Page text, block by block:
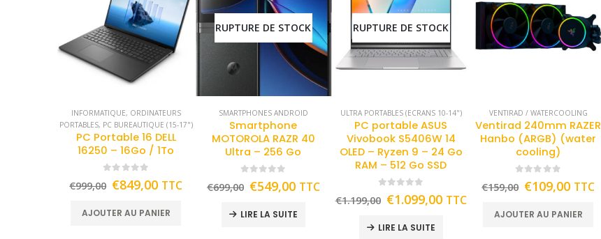
INFORMATIQUE, ORDINATEURS
PORTABLES, PC BUREAUTIQUE (15-17")
PC Portable 16 DELL
16250 – 16Go / 1To
€999,00 €849,00 TTC
AJOUTER AU PANIER
RUPTURE DE STOCK
SMARTPHONES ANDROID
Smartphone
MOTOROLA RAZR 40
Ultra – 256 Go
€699,00 €549,00 TTC
LIRE LA SUITE
RUPTURE DE STOCK
ULTRA PORTABLES (ECRANS 10-14")
PC portable ASUS
Vivobook S5406W 14
OLED – Ryzen 9 – 24 Go
RAM – 512 Go SSD
€1.199,00 €1.099,00 TTC
LIRE LA SUITE
VENTIRAD / WATERCOOLING
Ventirad 240mm RAZER
Hanbo (ARGB) (water
cooling)
€159,00 €109,00 TTC
AJOUTER AU PANIER